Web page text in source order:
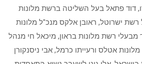
דוד פתאל בעל השליטה ברשת מלונות
רשת ישרוטל, ראובן אלקס מנכ"ל מלונות
מבעלי רשת מלונות בראון, מיכאל חי מנהל
אטלס ורעייתו כרמל, אבי ניסנקורן